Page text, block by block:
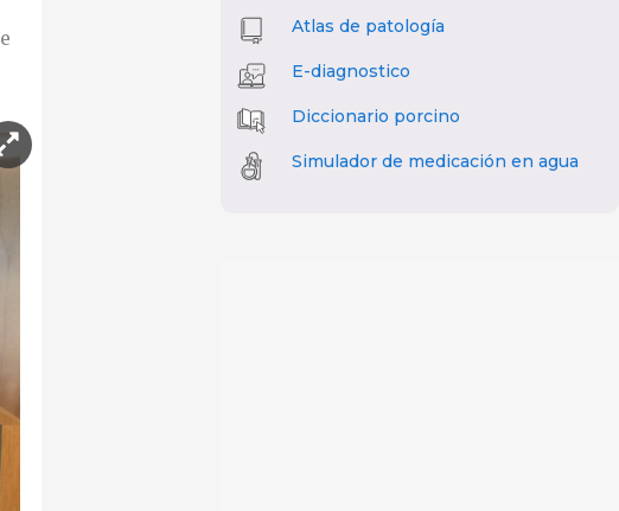
Atlas de patología
E-diagnostico
Diccionario porcino
Simulador de medicación en agua